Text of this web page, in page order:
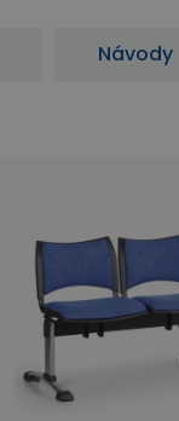
Návody